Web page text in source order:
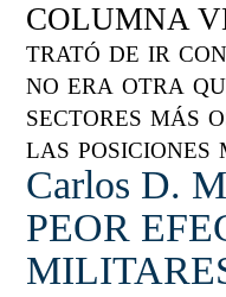
COLUMNA
trató de ir
no era otra
sectores más
las
Carlos D.
PEOR